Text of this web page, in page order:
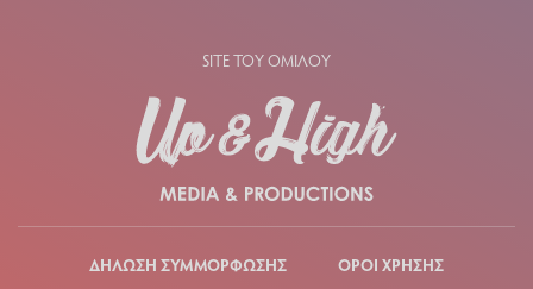
SITE ΤΟΥ ΟΜΙΛΟΥ
ΔΗΛΩΣΗ ΣΥΜΜΟΡΦΩΣΗΣ
ΟΡΟΙ ΧΡΗΣΗΣ